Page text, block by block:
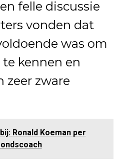
felle discussie
vonden dat
was om
kennen en
zeer zware
Ronald Koeman per